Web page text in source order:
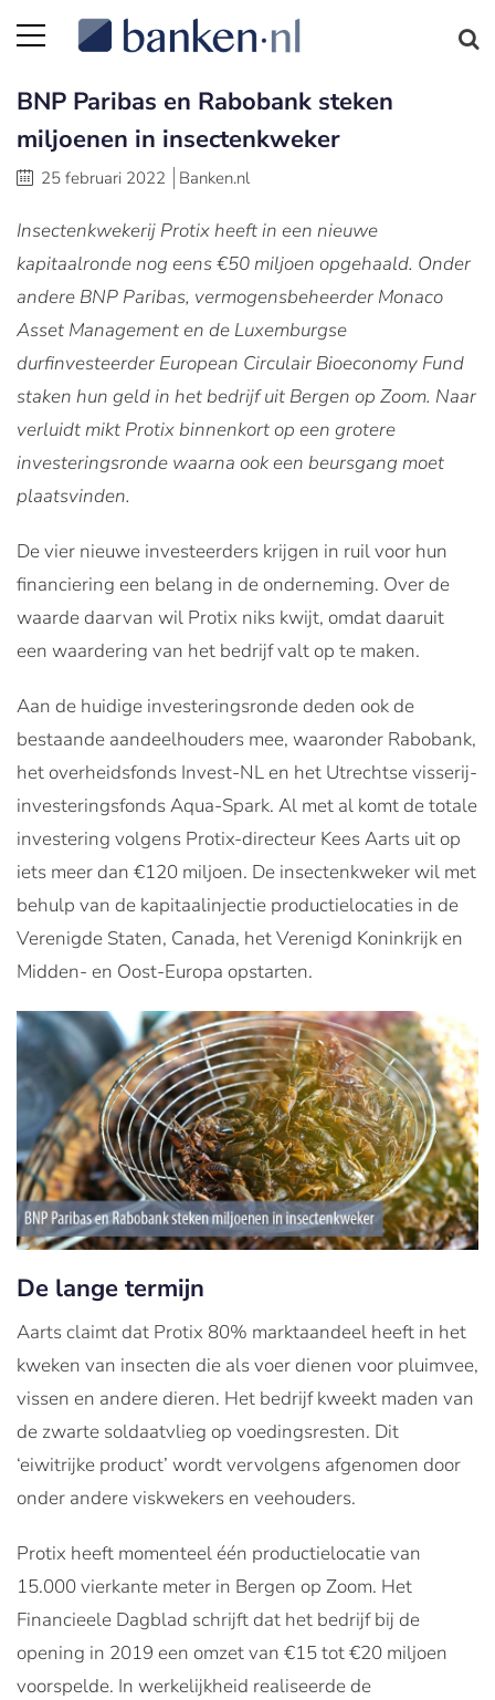
BNP Paribas en Rabobank steken
miljoenen in insectenkweker
25 februari 2022 Banken.nl
Insectenkwekerij Protix heeft in een nieuwe
kapitaalronde nog eens €50 miljoen opgehaald. Onder
andere BNP Paribas, vermogensbeheerder Monaco
Asset Management en de Luxemburgse
durfinvesteerder European Circulair Bioeconomy Fund
staken hun geld in het bedrijf uit Bergen op Zoom. Naar
verluidt mikt Protix binnenkort op een grotere
investeringsronde waarna ook een beursgang moet
plaatsvinden.
De vier nieuwe investeerders krijgen in ruil voor hun
financiering een belang in de onderneming. Over de
waarde daarvan wil Protix niks kwijt, omdat daaruit
een waardering van het bedrijf valt op te maken.
Aan de huidige investeringsronde deden ook de
bestaande aandeelhouders mee, waaronder Rabobank,
het overheidsfonds Invest-NL en het Utrechtse visserij-
investeringsfonds Aqua-Spark. Al met al komt de totale
investering volgens Protix-directeur Kees Aarts uit op
iets meer dan €120 miljoen. De insectenkweker wil met
behulp van de kapitaalinjectie productielocaties in de
Verenigde Staten, Canada, het Verenigd Koninkrijk en
Midden- en Oost-Europa opstarten.
De lange termijn
Aarts claimt dat Protix 80% marktaandeel heeft in het
kweken van insecten die als voer dienen voor pluimvee,
vissen en andere dieren. Het bedrijf kweekt maden van
de zwarte soldaatvlieg op voedingsresten. Dit
‘eiwitrijke product’ wordt vervolgens afgenomen door
onder andere viskwekers en veehouders.
Protix heeft momenteel één productielocatie van
15.000 vierkante meter in Bergen op Zoom. Het
Financieele Dagblad schrijft dat het bedrijf bij de
opening in 2019 een omzet van €15 tot €20 miljoen
voorspelde. In werkelijkheid realiseerde de